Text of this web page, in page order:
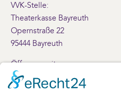
VVK-Stelle:
Theaterkasse Bayreuth
Opernstraße 22
95444 Bayreuth
Öffnungszeiten:
Montag – Freitag: 10 – 17 Uhr
Samstag: 10 – 14 Uhr